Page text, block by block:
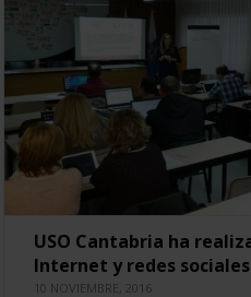
USO Cantabria ha
Internet y redes sociales
10 NOVIEMBRE, 2016